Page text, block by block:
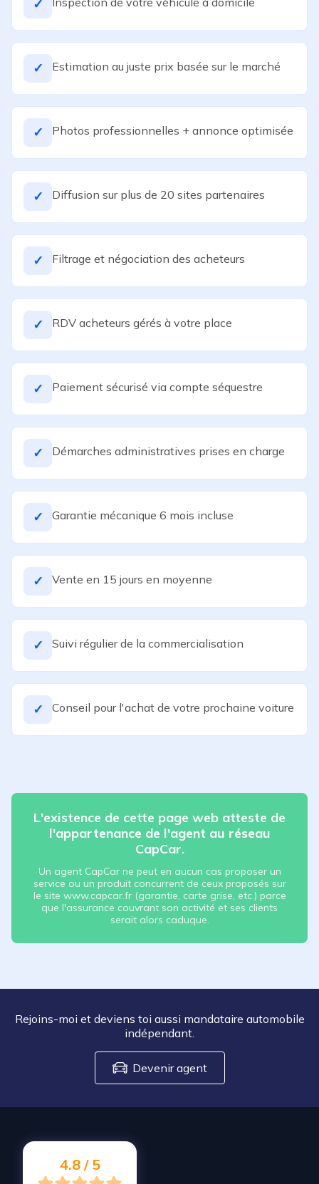
✓
✓ Estimation au juste prix basée sur le marché
✓ Photos professionnelles + annonce optimisée
✓ Diffusion sur plus de 20 sites partenaires
✓ Filtrage et négociation des acheteurs
✓ RDV acheteurs gérés à votre place
✓ Paiement sécurisé via compte séquestre
✓ Démarches administratives prises en charge
✓ Garantie mécanique 6 mois incluse
✓ Vente en 15 jours en moyenne
✓ Suivi régulier de la commercialisation
✓ Conseil pour l'achat de votre prochaine voiture
L'existence de cette page web atteste de
l'appartenance de l'agent au réseau
CapCar.
Un agent CapCar ne peut en aucun cas proposer un
service ou un produit concurrent de ceux proposés sur
le site www.capcar.fr (garantie, carte grise, etc.) parce
que l'assurance couvrant son activité et ses clients
serait alors caduque.
Rejoins-moi et deviens toi aussi mandataire automobile
indépendant.
Devenir agent
4.8 / 5